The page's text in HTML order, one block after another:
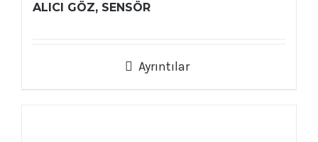
ALICI GÖZ, SENSÖR
Ayrıntılar